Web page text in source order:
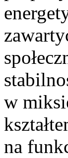
w
na